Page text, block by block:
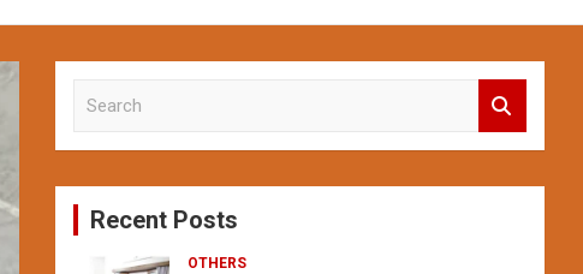
c
Recent Posts
OTHERS